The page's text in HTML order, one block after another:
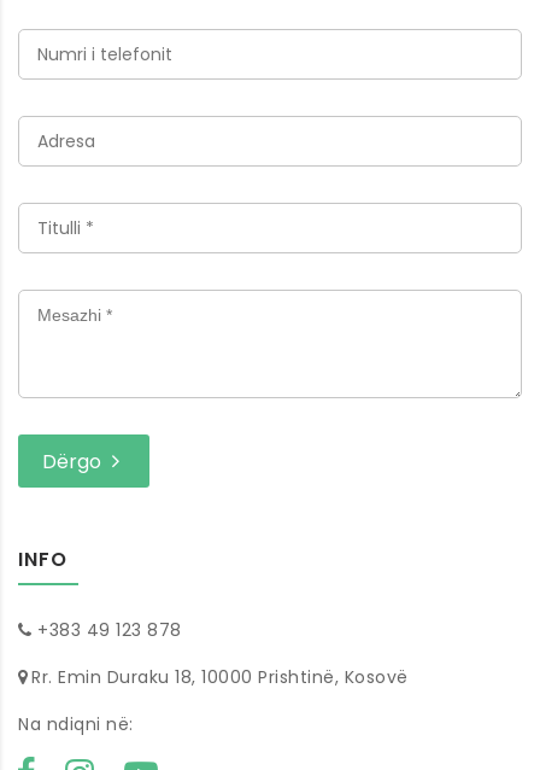
Dërgo
INFO
+383 49 123 878
Rr. Emin Duraku 18, 10000 Prishtinë, Kosovë
Na ndiqni në: